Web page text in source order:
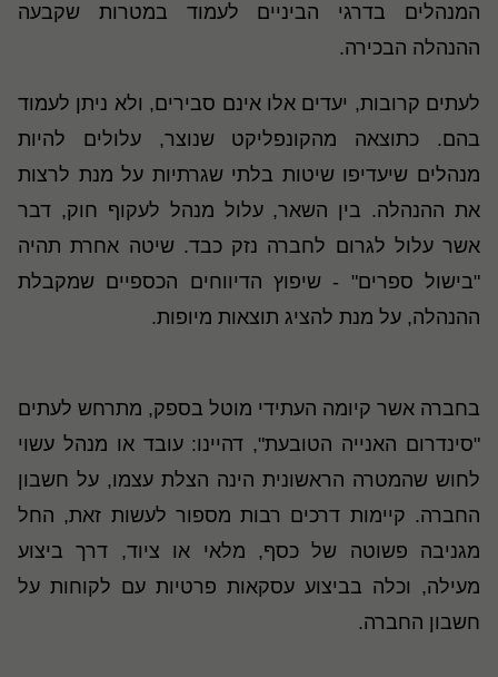
המנהלים בדרגי הביניים לעמוד במטרות שקבעה
ההנהלה הבכירה.
לעתים קרובות, יעדים אלו אינם סבירים, ולא ניתן לעמוד
בהם. כתוצאה מהקונפליקט שנוצר, עלולים להיות
מנהלים שיעדיפו שיטות בלתי שגרתיות על מנת לרצות
את ההנהלה. בין השאר, עלול מנהל לעקוף חוק, דבר
אשר עלול לגרום לחברה נזק כבד. שיטה אחרת תהיה
"בישול ספרים" - שיפוץ הדיווחים הכספיים שמקבלת
ההנהלה, על מנת להציג תוצאות מיופות.
בחברה אשר קיומה העתידי מוטל בספק, מתרחש לעתים
"סינדרום האנייה הטובעת", דהיינו: עובד או מנהל עשוי
לחוש שהמטרה הראשונית הינה הצלת עצמו, על חשבון
החברה. קיימות דרכים רבות מספור לעשות זאת, החל
מגניבה פשוטה של כסף, מלאי או ציוד, דרך ביצוע
מעילה, וכלה בביצוע עסקאות פרטיות עם לקוחות על
חשבון החברה.